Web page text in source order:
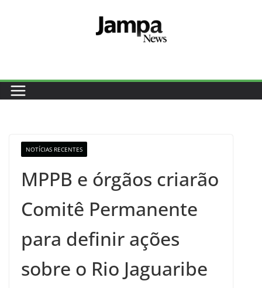
NOTÍCIAS RECENTES
MPPB e órgãos criarão
Comitê Permanente
para definir ações
sobre o Rio Jaguaribe